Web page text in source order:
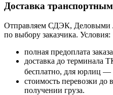
Доставка
Отправляем СДЭК,
по выбору заказчика. Условия:
полная предоплата
доставка до терминала
бесплатно, для юрлиц —
стоимость перевозки до
получении груза.